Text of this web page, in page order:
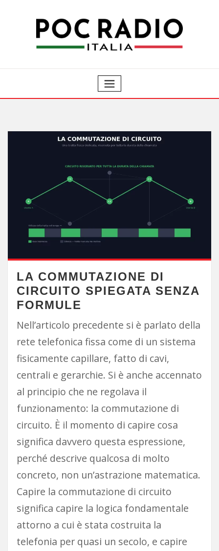
LA COMMUTAZIONE DI
CIRCUITO SPIEGATA SENZA
FORMULE
Nell’articolo precedente si è parlato della
rete telefonica fissa come di un sistema
fisicamente capillare, fatto di cavi,
centrali e gerarchie. Si è anche accennato
al principio che ne regolava il
funzionamento: la commutazione di
circuito. È il momento di capire cosa
significa davvero questa espressione,
perché descrive qualcosa di molto
concreto, non un’astrazione matematica.
Capire la commutazione di circuito
significa capire la logica fondamentale
attorno a cui è stata costruita la
telefonia per quasi un secolo, e capire